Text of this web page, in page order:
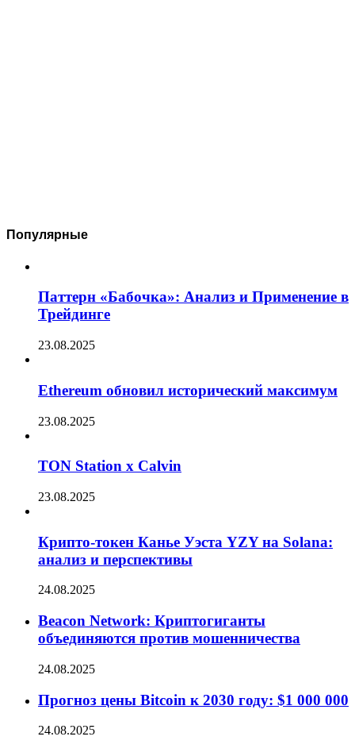
Популярные
Паттерн «Бабочка»: Анализ и Применение в
Трейдинге
23.08.2025
Ethereum обновил исторический максимум
23.08.2025
TON Station x Calvin
23.08.2025
Крипто-токен Канье Уэста YZY на Solana:
анализ и перспективы
24.08.2025
Beacon Network: Криптогиганты
объединяются против мошенничества
24.08.2025
Прогноз цены Bitcoin к 2030 году: $1 000 000
24.08.2025